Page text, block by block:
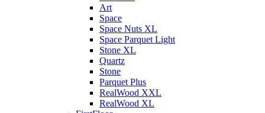
Art
Space
Space Nuts XL
Space Parquet Light
Stone XL
Quartz
Stone
Parquet Plus
RealWood XXL
RealWood XL